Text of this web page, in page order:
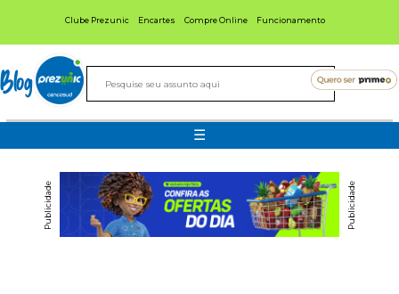
Clube Prezunic Encartes Compre Online Funcionamento
Blog
☰
Publicidade Publicidade